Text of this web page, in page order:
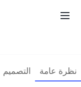
نظرة عامة التصميم